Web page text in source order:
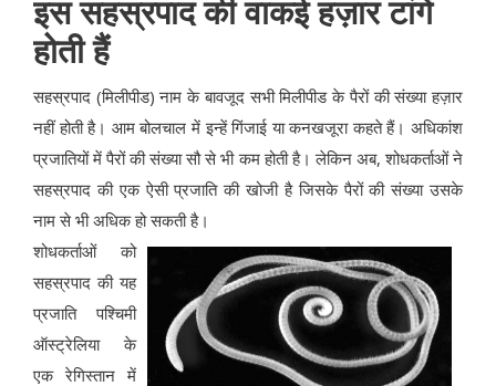
होती हैं
सहस्रपाद (मिलीपीड) नाम के बावजूद सभी मिलीपीड के पैरों की संख्या हज़ार
नहीं होती है। आम बोलचाल में इन्हें गिंजाई या कनखजूरा कहते हैं। अधिकांश
प्रजातियों में पैरों की संख्या सौ से भी कम होती है। लेकिन अब, शोधकर्ताओं ने
सहस्रपाद की एक ऐसी प्रजाति की खोजी है जिसके पैरों की संख्या उसके
नाम से भी अधिक हो सकती है।
शोधकर्ताओं को
सहस्रपाद की यह
प्रजाति पश्चिमी
ऑस्ट्रेलिया के
एक रेगिस्तान में